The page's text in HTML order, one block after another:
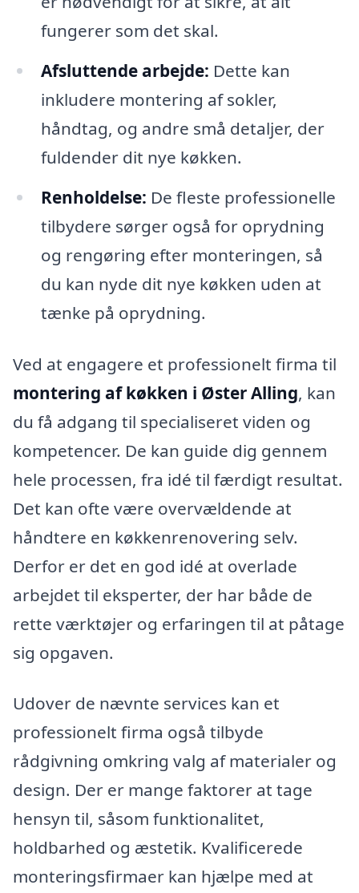
fungerer som det skal.
Afsluttende arbejde: Dette kan
inkludere montering af sokler,
håndtag, og andre små detaljer, der
fuldender dit nye køkken.
Renholdelse: De fleste professionelle
tilbydere sørger også for oprydning
og rengøring efter monteringen, så
du kan nyde dit nye køkken uden at
tænke på oprydning.
Ved at engagere et professionelt firma til
montering af køkken i Øster Alling, kan
du få adgang til specialiseret viden og
kompetencer. De kan guide dig gennem
hele processen, fra idé til færdigt resultat.
Det kan ofte være overvældende at
håndtere en køkkenrenovering selv.
Derfor er det en god idé at overlade
arbejdet til eksperter, der har både de
rette værktøjer og erfaringen til at påtage
sig opgaven.
Udover de nævnte services kan et
professionelt firma også tilbyde
rådgivning omkring valg af materialer og
design. Der er mange faktorer at tage
hensyn til, såsom funktionalitet,
holdbarhed og æstetik. Kvalificerede
monteringsfirmaer kan hjælpe med at